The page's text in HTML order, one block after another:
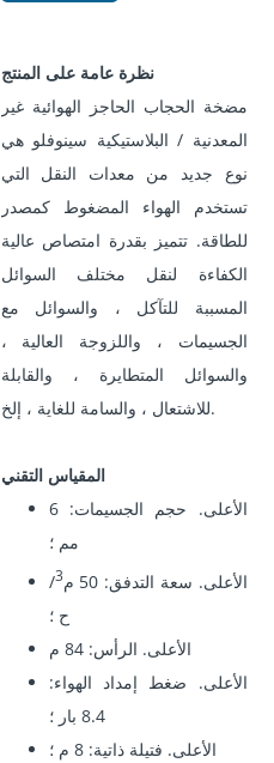
نظرة عامة على المنتج
مضخة الحجاب الحاجز الهوائية غير
المعدنية / البلاستيكية سينوفلو هي
نوع جديد من معدات النقل التي
تستخدم الهواء المضغوط كمصدر
للطاقة. تتميز بقدرة امتصاص عالية
الكفاءة لنقل مختلف السوائل
المسببة للتآكل ، والسوائل مع
الجسيمات ، واللزوجة العالية ،
والسوائل المتطايرة ، والقابلة
للاشتعال ، والسامة للغاية ، إلخ.
المقياس التقني
الأعلى. حجم الجسيمات: 6
مم ؛
الأعلى. سعة التدفق: 50 م
3
/
ح ؛
الأعلى. الرأس: 84 م
الأعلى. ضغط إمداد الهواء:
8.4 بار ؛
الأعلى. فتيلة ذاتية: 8 م ؛